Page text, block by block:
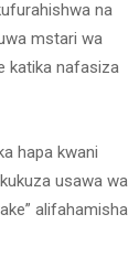
na
mstari wa
katika nafasiza
hapa kwani
usawa wa
alifahamisha